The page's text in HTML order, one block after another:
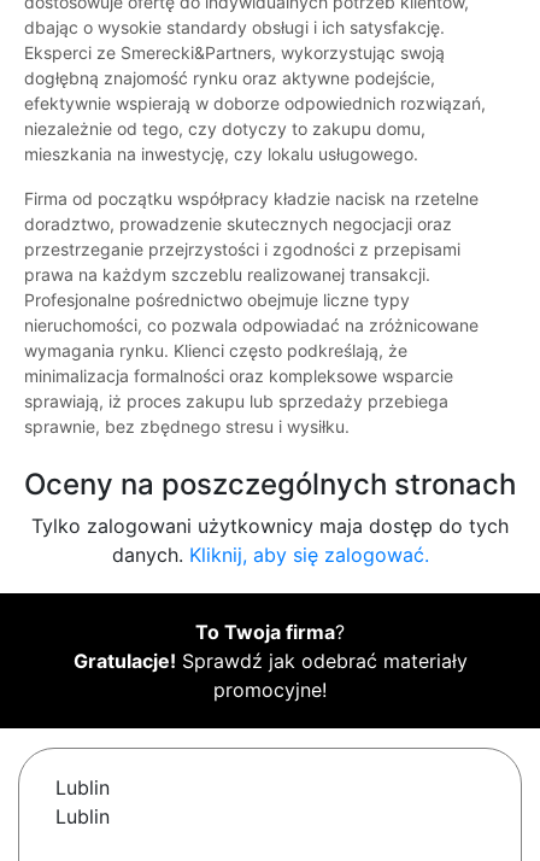
dbając o wysokie standardy obsługi i ich satysfakcję.
Eksperci ze Smerecki&Partners, wykorzystując swoją
dogłębną znajomość rynku oraz aktywne podejście,
efektywnie wspierają w doborze odpowiednich rozwiązań,
niezależnie od tego, czy dotyczy to zakupu domu,
mieszkania na inwestycję, czy lokalu usługowego.
Firma od początku współpracy kładzie nacisk na rzetelne
doradztwo, prowadzenie skutecznych negocjacji oraz
przestrzeganie przejrzystości i zgodności z przepisami
prawa na każdym szczeblu realizowanej transakcji.
Profesjonalne pośrednictwo obejmuje liczne typy
nieruchomości, co pozwala odpowiadać na zróżnicowane
wymagania rynku. Klienci często podkreślają, że
minimalizacja formalności oraz kompleksowe wsparcie
sprawiają, iż proces zakupu lub sprzedaży przebiega
sprawnie, bez zbędnego stresu i wysiłku.
Oceny na poszczególnych stronach
Tylko zalogowani użytkownicy maja dostęp do tych
danych. Kliknij, aby się zalogować.
To Twoja firma?
Gratulacje! Sprawdź jak odebrać materiały
promocyjne!
Lublin
Lublin